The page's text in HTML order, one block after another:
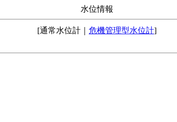
水位情報
[通常水位計｜ 危機管理型水位計]